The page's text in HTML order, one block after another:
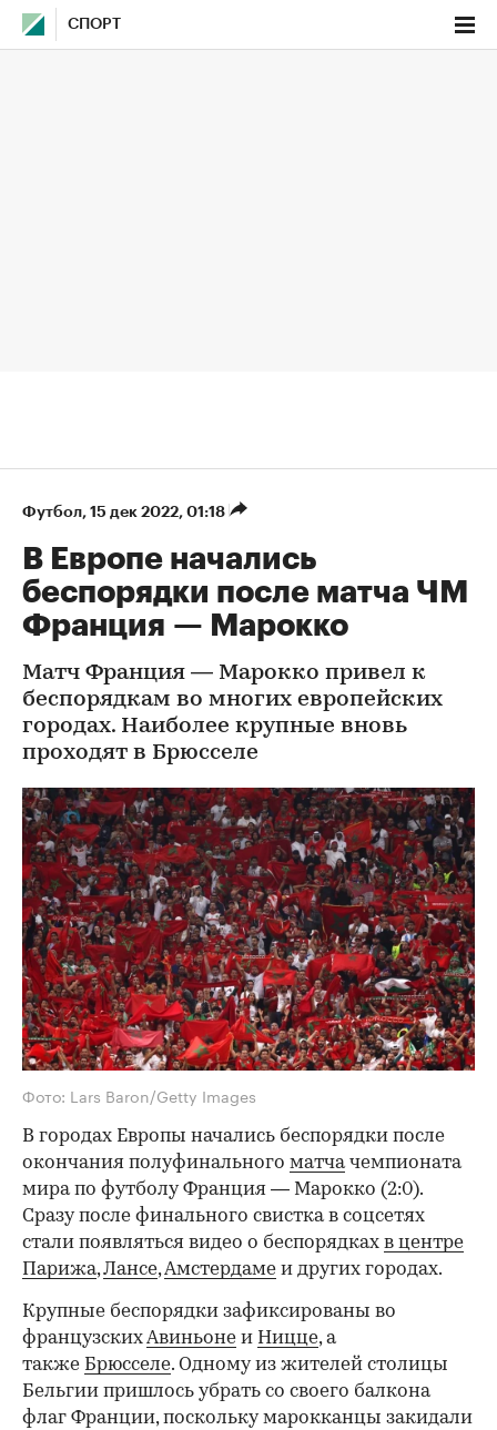
СПОРТ
Футбол⁠, 15 дек 2022, 01:18
В Европе начались
беспорядки после матча ЧМ
Франция — Марокко
Матч Франция — Марокко привел к
беспорядкам во многих европейских
городах. Наиболее крупные вновь
проходят в Брюсселе
Фото: Lars Baron/Getty Images
В городах Европы начались беспорядки после
окончания полуфинального матчачемпионата
мира по футболу Франция — Марокко (2:0).
Сразу после финального свистка в соцсетях
стали появляться видео о беспорядках в центре
Парижа,Лансе,Амстердаме и других городах.
Крупные беспорядки зафиксированы во
французскихАвиньоне и Ницце, а
также Брюсселе. Одному из жителей столицы
Бельгии пришлось убрать со своего балкона
флаг Франции, поскольку марокканцы закидали